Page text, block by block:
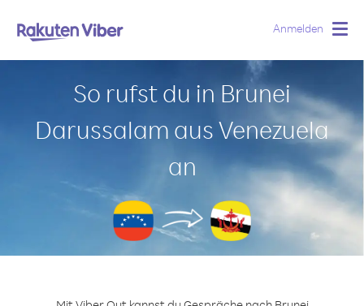
Anmelden
So rufst du in Brunei
Darussalam aus Venezuela
an